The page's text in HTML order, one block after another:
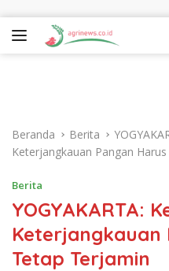
Beranda Berita
Keterjangkauan Pangan
Berita
YOGYAKARTA:
Keterjangkauan
Tetap Terjamin